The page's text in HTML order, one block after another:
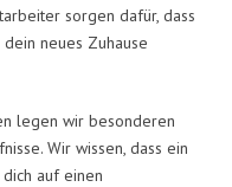
sorgen dafür, dass
neues Zuhause
legen wir besonderen
Wir wissen, dass ein
auf einen